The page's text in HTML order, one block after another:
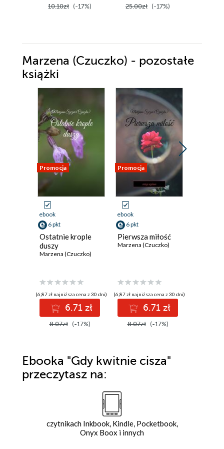
10.10zł (-17%) 25.00zł (-17%)
Marzena (Czuczko) - pozostałe
książki
Promocja
ebook
6 pkt
Ostatnie krople
duszy
Marzena (Czuczko)
(6,87 zł najniższa cena z 30 dni)
6.71 zł
8.07zł (-17%)
Promocja
ebook
6 pkt
Pierwsza miłość
Marzena (Czuczko)
(6,87 zł najniższa cena z 30 dni)
6.71 zł
8.07zł (-17%)
Ebooka "Gdy kwitnie cisza"
przeczytasz na:
czytnikach Inkbook, Kindle, Pocketbook,
Onyx Boox i innych